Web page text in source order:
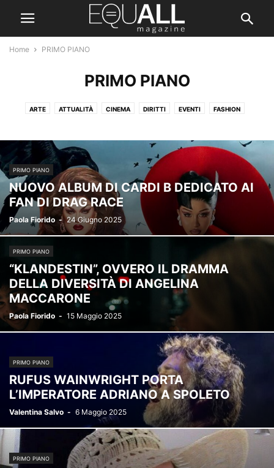
Home PRIMO PIANO
PRIMO PIANO
ARTE ATTUALITÀ CINEMA DIRITTI EVENTI FASHION
MUSICA PRIMO PIANO SPETTACOLO SPORT TEATRO TV
PRIMO PIANO
NUOVO ALBUM DI CARDI B DEDICATO AI
FAN DI DRAG RACE
Paola Fiorido - 24 Giugno 2025
PRIMO PIANO
“KLANDESTIN”, OVVERO IL DRAMMA
DELLA DIVERSITÀ DI ANGELINA
MACCARONE
Paola Fiorido - 15 Maggio 2025
PRIMO PIANO
RUFUS WAINWRIGHT PORTA
L’IMPERATORE ADRIANO A SPOLETO
Valentina Salvo - 6 Maggio 2025
PRIMO PIANO